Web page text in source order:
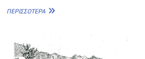
ΠΕΡΙΣΣΌΤΕΡΑ ΑΝΆΔΕΙΞΗ
ΠΛΟΎΤΟΥ